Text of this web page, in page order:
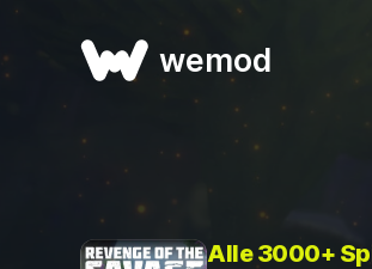
wemod
Alle 3000+